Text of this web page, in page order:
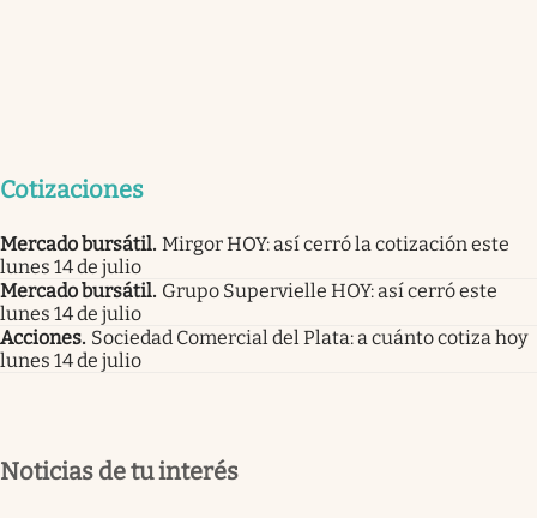
Cotizaciones
Mercado bursátil. Mirgor HOY: así cerró la cotización este
lunes 14 de julio
Mercado bursátil. Grupo Supervielle HOY: así cerró este
lunes 14 de julio
Acciones. Sociedad Comercial del Plata: a cuánto cotiza hoy
lunes 14 de julio
Noticias de tu interés